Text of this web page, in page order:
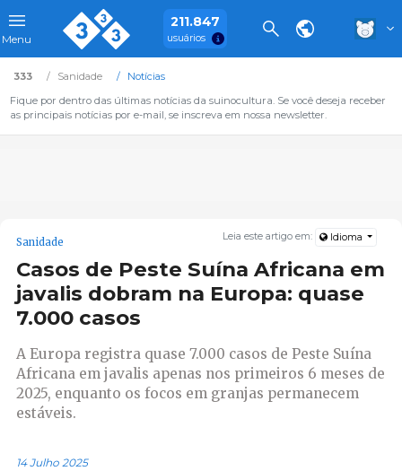
Menu
211.847
usuários
333 Sanidade
Notícias
Fique por dentro das últimas notícias da suinocultura. Se você deseja receber
as principais notícias por e-mail, se inscreva em nossa newsletter.
Leia este artigo em: Idioma
Sanidade
Casos de Peste Suína Africana em
javalis dobram na Europa: quase
7.000 casos
A Europa registra quase 7.000 casos de Peste Suína
Africana em javalis apenas nos primeiros 6 meses de
2025, enquanto os focos em granjas permanecem
estáveis.
14 Julho 2025